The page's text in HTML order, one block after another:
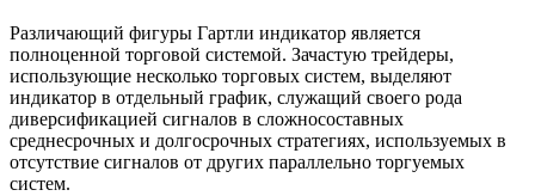
Различающий фигуры Гартли индикатор является
полноценной торговой системой. Зачастую трейдеры,
использующие несколько торговых систем, выделяют
индикатор в отдельный график, служащий своего рода
диверсификацией сигналов в сложносоставных
среднесрочных и долгосрочных стратегиях, используемых в
отсутствие сигналов от других параллельно торгуемых
систем.